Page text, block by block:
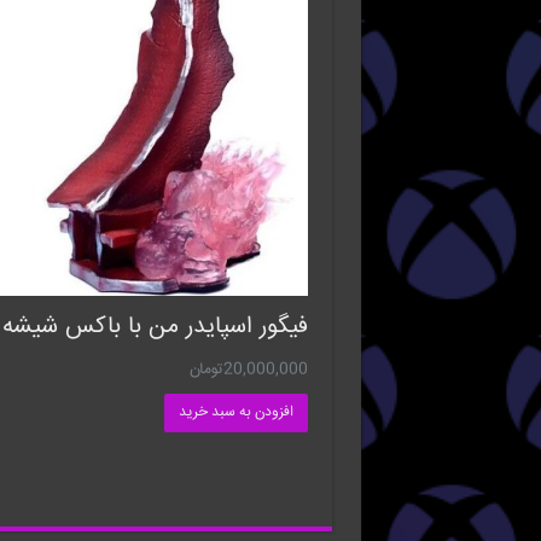
فیگور اسپایدر من با باکس
20,000,000تومان
افزودن به سبد خرید